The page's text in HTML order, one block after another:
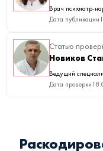
Врач психиатр-
Дата публикации
Статью
Новиков
Ведущий
Дата проверки